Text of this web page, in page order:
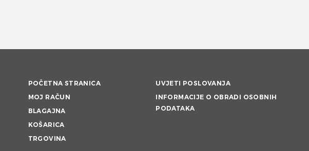
POČETNA STRANICA
MOJ RAČUN
BLAGAJNA
KOŠARICA
TRGOVINA
UVJETI POSLOVANJA
INFORMACIJE O OBRADI OSOBNIH
PODATAKA